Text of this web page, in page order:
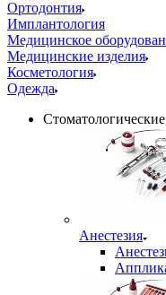
Ортодонтия
Имплантология
Медицинское
Медицинские изделия
Косметология
Одежда
Анестезия